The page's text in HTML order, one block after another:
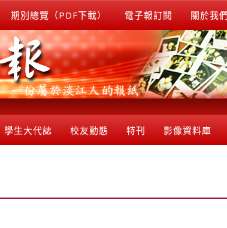
期別總覽（PDF下載） 電子報訂閱 關於我們
學生大代誌 校友動態 特刊 影像資料庫